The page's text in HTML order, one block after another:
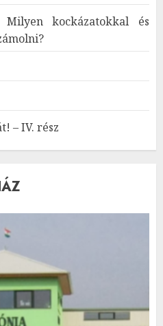
kockázatokkal és
– IV. rész